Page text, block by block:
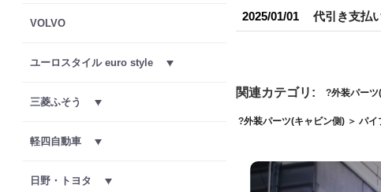
VOLVO
ユーロスタイル euro style
三菱ふそう
軽四自動車
日野・トヨタ
2025/01/01 代引き支払
関連カテゴリ: 外装パー
外装パーツ(キャビン側) ＞ パイ